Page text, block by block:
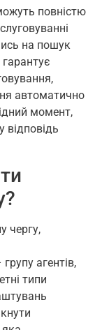
повністю
на пошук
автоматично
момент,
відповідь
чергу,
групу агентів,
типи